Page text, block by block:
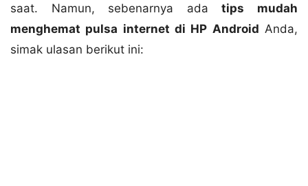
saat. Namun, sebenarnya adatips mudah
menghemat pulsa internet di HP Android Anda,
simak ulasan berikut ini: